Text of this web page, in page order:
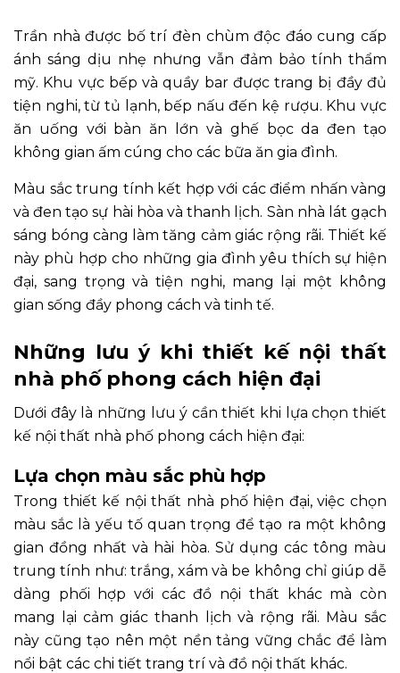
Trần nhà được bố trí đèn chùm độc đáo cung cấp
ánh sáng dịu nhẹ nhưng vẫn đảm bảo tính thẩm
mỹ. Khu vực bếp và quầy bar được trang bị đầy đủ
tiện nghi, từ tủ lạnh, bếp nấu đến kệ rượu. Khu vực
ăn uống với bàn ăn lớn và ghế bọc da đen tạo
không gian ấm cúng cho các bữa ăn gia đình.
Màu sắc trung tính kết hợp với các điểm nhấn vàng
và đen tạo sự hài hòa và thanh lịch. Sàn nhà lát gạch
sáng bóng càng làm tăng cảm giác rộng rãi. Thiết kế
này phù hợp cho những gia đình yêu thích sự hiện
đại, sang trọng và tiện nghi, mang lại một không
gian sống đầy phong cách và tinh tế.
Những lưu ý khi thiết kế nội thất
nhà phố phong cách hiện đại
Dưới đây là những lưu ý cần thiết khi lựa chọn thiết
kế nội thất nhà phố phong cách hiện đại:
Lựa chọn màu sắc phù hợp
Trong thiết kế nội thất nhà phố hiện đại, việc chọn
màu sắc là yếu tố quan trọng để tạo ra một không
gian đồng nhất và hài hòa. Sử dụng các tông màu
trung tính như: trắng, xám và be không chỉ giúp dễ
dàng phối hợp với các đồ nội thất khác mà còn
mang lại cảm giác thanh lịch và rộng rãi. Màu sắc
này cũng tạo nên một nền tảng vững chắc để làm
nổi bật các chi tiết trang trí và đồ nội thất khác.